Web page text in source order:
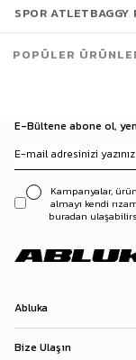
E-Bültene abone ol,
Kampanyalar,
almayı kendi
buradan
Abluka
Bize Ulaşın
SPOR ATLETBAGGY
POPÜLER